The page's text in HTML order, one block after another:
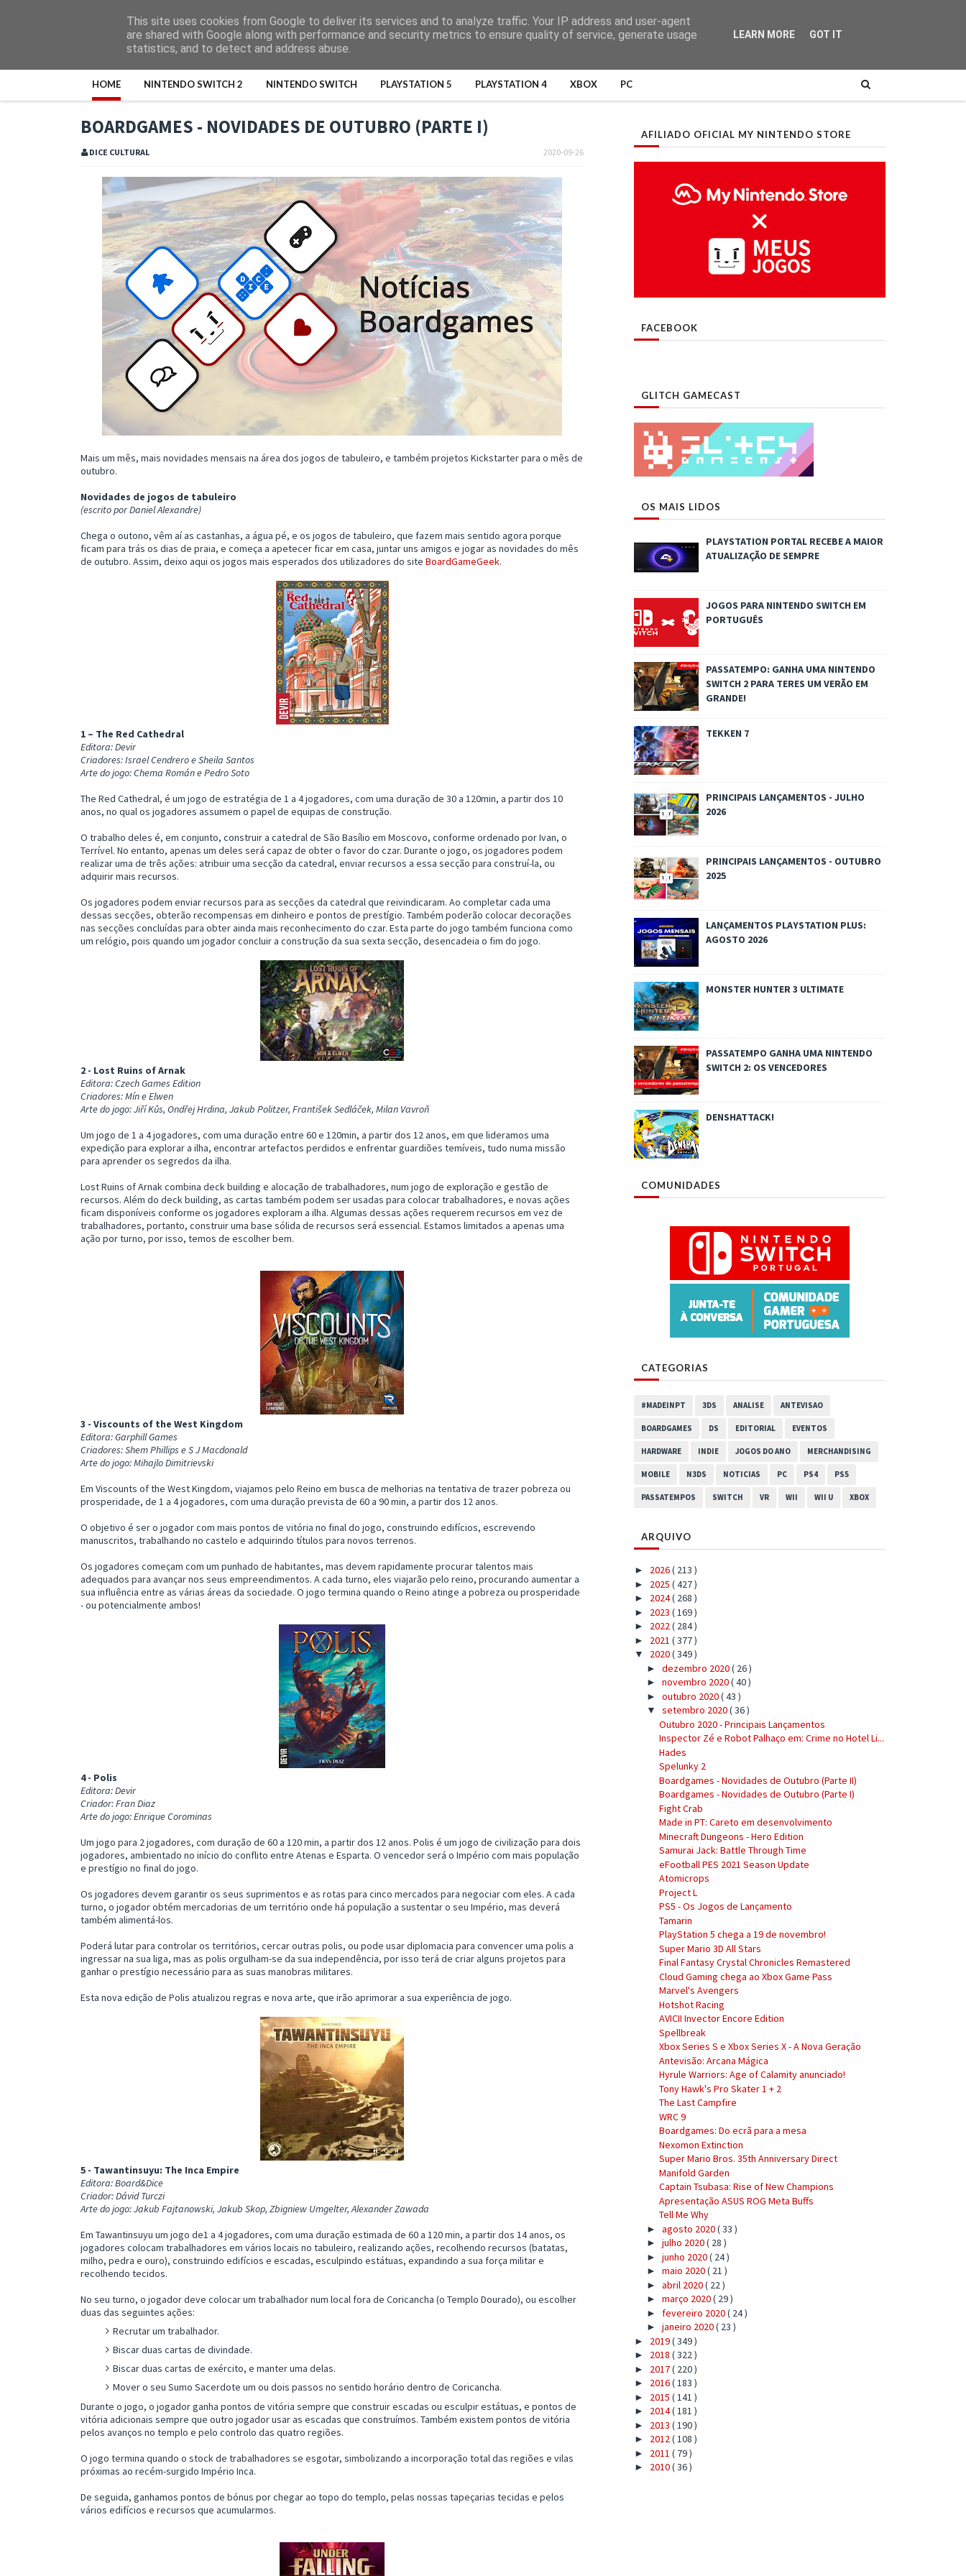
HOME NINTENDO SWITCH 2 NINTENDO SWITCH PLAYSTATION 5 PLAYSTATION 4 XBOX PC
BOARDGAMES - NOVIDADES DE OUTUBRO (PARTE I)
2020-09-26
DICE CULTURAL
Mais um mês, mais novidades mensais na área dos jogos de tabuleiro, e também projetos Kickstarter para o mês de
outubro.
Novidades de jogos de tabuleiro
(escrito por Daniel Alexandre)
Chega o outono, vêm aí as castanhas, a água pé, e os jogos de tabuleiro, que fazem mais sentido agora porque
ficam para trás os dias de praia, e começa a apetecer ficar em casa, juntar uns amigos e jogar as novidades do mês
de outubro. Assim, deixo aqui os jogos mais esperados dos utilizadores do site BoardGameGeek.
1 – The Red Cathedral
Editora: Devir
Criadores: Israel Cendrero e Sheila Santos
Arte do jogo: Chema Román e Pedro Soto
The Red Cathedral, é um jogo de estratégia de 1 a 4 jogadores, com uma duração de 30 a 120min, a partir dos 10
anos, no qual os jogadores assumem o papel de equipas de construção.
O trabalho deles é, em conjunto, construir a catedral de São Basílio em Moscovo, conforme ordenado por Ivan, o
Terrível. No entanto, apenas um deles será capaz de obter o favor do czar. Durante o jogo, os jogadores podem
realizar uma de três ações: atribuir uma secção da catedral, enviar recursos a essa secção para construí-la, ou
adquirir mais recursos.
Os jogadores podem enviar recursos para as secções da catedral que reivindicaram. Ao completar cada uma
dessas secções, obterão recompensas em dinheiro e pontos de prestígio. Também poderão colocar decorações
nas secções concluídas para obter ainda mais reconhecimento do czar. Esta parte do jogo também funciona como
um relógio, pois quando um jogador concluir a construção da sua sexta secção, desencadeia o fim do jogo.
2 - Lost Ruins of Arnak
Editora: Czech Games Edition
Criadores: Mín e Elwen
Arte do jogo: Jiří Kůs, Ondřej Hrdina, Jakub Politzer, František Sedláček, Milan Vavroň
Um jogo de 1 a 4 jogadores, com uma duração entre 60 e 120min, a partir dos 12 anos, em que lideramos uma
expedição para explorar a ilha, encontrar artefactos perdidos e enfrentar guardiões temíveis, tudo numa missão
para aprender os segredos da ilha.
Lost Ruins of Arnak combina deck building e alocação de trabalhadores, num jogo de exploração e gestão de
recursos. Além do deck building, as cartas também podem ser usadas para colocar trabalhadores, e novas ações
ficam disponíveis conforme os jogadores exploram a ilha. Algumas dessas ações requerem recursos em vez de
trabalhadores, portanto, construir uma base sólida de recursos será essencial. Estamos limitados a apenas uma
ação por turno, por isso, temos de escolher bem.
3 - Viscounts of the West Kingdom
Editora: Garphill Games
Criadores: Shem Phillips e S J Macdonald
Arte do jogo: Mihajlo Dimitrievski
Em Viscounts of the West Kingdom, viajamos pelo Reino em busca de melhorias na tentativa de trazer pobreza ou
prosperidade, de 1 a 4 jogadores, com uma duração prevista de 60 a 90 min, a partir dos 12 anos.
O objetivo é ser o jogador com mais pontos de vitória no final do jogo, construindo edifícios, escrevendo
manuscritos, trabalhando no castelo e adquirindo títulos para novos terrenos.
Os jogadores começam com um punhado de habitantes, mas devem rapidamente procurar talentos mais
adequados para avançar nos seus empreendimentos. A cada turno, eles viajarão pelo reino, procurando aumentar a
sua influência entre as várias áreas da sociedade. O jogo termina quando o Reino atinge a pobreza ou prosperidade
- ou potencialmente ambos!
4 - Polis
Editora: Devir
Criador: Fran Diaz
Arte do jogo: Enrique Corominas
Um jogo para 2 jogadores, com duração de 60 a 120 min, a partir dos 12 anos. Polis é um jogo de civilização para dois
jogadores, ambientado no início do conflito entre Atenas e Esparta. O vencedor será o Império com mais população
e prestígio no final do jogo.
Os jogadores devem garantir os seus suprimentos e as rotas para cinco mercados para negociar com eles. A cada
turno, o jogador obtém mercadorias de um território onde há população a sustentar o seu Império, mas deverá
também alimentá-los.
Poderá lutar para controlar os territórios, cercar outras polis, ou pode usar diplomacia para convencer uma polis a
ingressar na sua liga, mas as polis orgulham-se da sua independência, por isso terá de criar alguns projetos para
ganhar o prestígio necessário para as suas manobras militares.
Esta nova edição de Polis atualizou regras e nova arte, que irão aprimorar a sua experiência de jogo.
5 - Tawantinsuyu: The Inca Empire
Editora: Board&Dice
Criador: Dávid Turczi
Arte do jogo: Jakub Fajtanowski, Jakub Skop, Zbigniew Umgelter, Alexander Zawada
Em Tawantinsuyu um jogo de1 a 4 jogadores, com uma duração estimada de 60 a 120 min, a partir dos 14 anos, os
jogadores colocam trabalhadores em vários locais no tabuleiro, realizando ações, recolhendo recursos (batatas,
milho, pedra e ouro), construindo edifícios e escadas, esculpindo estátuas, expandindo a sua força militar e
recolhendo tecidos.
No seu turno, o jogador deve colocar um trabalhador num local fora de Coricancha (o Templo Dourado), ou escolher
duas das seguintes ações:
Recrutar um trabalhador.
Biscar duas cartas de divindade.
Biscar duas cartas de exército, e manter uma delas.
Mover o seu Sumo Sacerdote um ou dois passos no sentido horário dentro de Coricancha.
Durante o jogo, o jogador ganha pontos de vitória sempre que construir escadas ou esculpir estátuas, e pontos de
vitória adicionais sempre que outro jogador usar as escadas que construímos. Também existem pontos de vitória
pelos avanços no templo e pelo controlo das quatro regiões.
O jogo termina quando o stock de trabalhadores se esgotar, simbolizando a incorporação total das regiões e vilas
próximas ao recém-surgido Império Inca.
De seguida, ganhamos pontos de bónus por chegar ao topo do templo, pelas nossas tapeçarias tecidas e pelos
vários edifícios e recursos que acumularmos.
AFILIADO OFICIAL MY NINTENDO STORE
FACEBOOK
GLITCH GAMECAST
OS MAIS LIDOS
PLAYSTATION PORTAL RECEBE A MAIOR
ATUALIZAÇÃO DE SEMPRE
JOGOS PARA NINTENDO SWITCH EM
PORTUGUÊS
PASSATEMPO: GANHA UMA NINTENDO
SWITCH 2 PARA TERES UM VERÃO EM
GRANDE!
TEKKEN 7
PRINCIPAIS LANÇAMENTOS - JULHO
2026
PRINCIPAIS LANÇAMENTOS - OUTUBRO
2025
LANÇAMENTOS PLAYSTATION PLUS:
AGOSTO 2026
MONSTER HUNTER 3 ULTIMATE
PASSATEMPO GANHA UMA NINTENDO
SWITCH 2: OS VENCEDORES
DENSHATTACK!
COMUNIDADES
CATEGORIAS
#MADEINPT 3DS ANALISE ANTEVISAO
BOARDGAMES DS EDITORIAL EVENTOS
HARDWARE INDIE JOGOS DO ANO MERCHANDISING
MOBILE N3DS NOTICIAS PC PS4 PS5
PASSATEMPOS SWITCH VR WII WII U XBOX
ARQUIVO
► 2026( 213 )
► 2025 ( 427 )
► 2024( 268 )
► 2023 ( 169 )
► 2022( 284 )
► 2021 ( 377 )
▼ 2020( 349 )
► dezembro 2020( 26 )
► novembro 2020( 40 )
► outubro 2020( 43 )
▼ setembro 2020( 36 )
Outubro 2020 - Principais Lançamentos
Inspector Zé e Robot Palhaço em: Crime no Hotel Li...
Hades
Spelunky 2
Boardgames - Novidades de Outubro (Parte II)
Boardgames - Novidades de Outubro (Parte I)
Fight Crab
Made in PT: Careto em desenvolvimento
Minecraft Dungeons - Hero Edition
Samurai Jack: Battle Through Time
eFootball PES 2021 Season Update
Atomicrops
Project L
PS5 - Os Jogos de Lançamento
Tamarin
PlayStation 5 chega a 19 de novembro!
Super Mario 3D All Stars
Final Fantasy Crystal Chronicles Remastered
Cloud Gaming chega ao Xbox Game Pass
Marvel's Avengers
Hotshot Racing
AVICII Invector Encore Edition
Spellbreak
Xbox Series S e Xbox Series X - A Nova Geração
Antevisão: Arcana Mágica
Hyrule Warriors: Age of Calamity anunciado!
Tony Hawk's Pro Skater 1 + 2
The Last Campfire
WRC 9
Boardgames: Do ecrã para a mesa
Nexomon Extinction
Super Mario Bros. 35th Anniversary Direct
Manifold Garden
Captain Tsubasa: Rise of New Champions
Apresentação ASUS ROG Meta Buffs
Tell Me Why
► agosto 2020( 33 )
► julho 2020( 28 )
► junho 2020( 24 )
► maio 2020( 21 )
► abril 2020( 22 )
► março 2020( 29 )
► fevereiro 2020( 24 )
► janeiro 2020( 23 )
► 2019( 349 )
► 2018 ( 322 )
► 2017( 220 )
► 2016( 183 )
► 2015 ( 141 )
► 2014( 181 )
► 2013 ( 190 )
► 2012( 108 )
► 2011 ( 79 )
► 2010( 36 )
This site uses cookies from Google to deliver its services and to analyze traffic. Your IP address and user-agent
are shared with Google along with performance and security metrics to ensure quality of service, generate usage
statistics, and to detect and address abuse.
LEARN MORE GOT IT